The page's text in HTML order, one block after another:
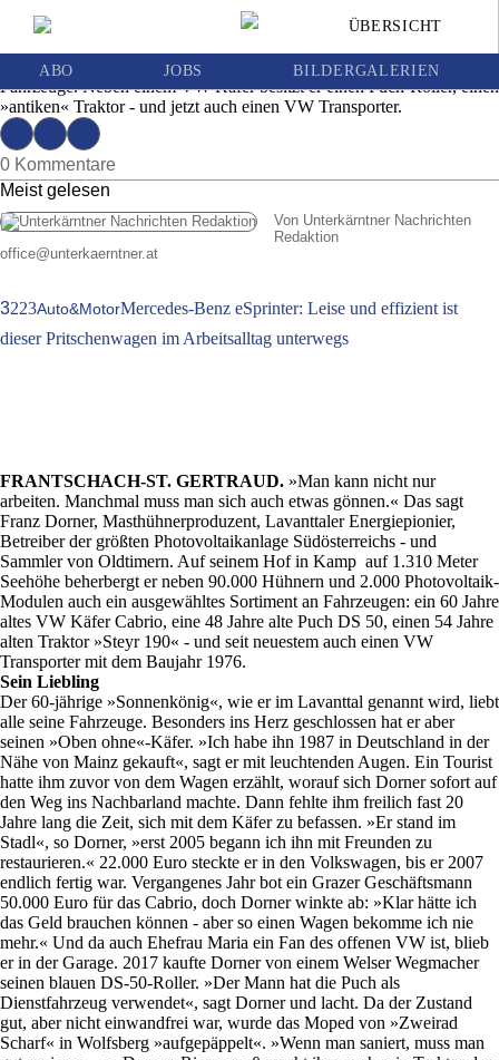
ÜBERSICHT
ABO JOBS BILDERGALERIEN
Geschichte auf Rädern
Ausgabe | Mittwoch, 25. Juli 2018
Franz Dorner sammelt in Kamp auf 1.310 Meter Seehöhe historische
Fahrzeuge. Neben einem VW Käfer besitzt er einen Puch-Roller, einen
»antiken« Traktor - und jetzt auch einen VW Transporter.
0 Kommentare
Meist gelesen
Von Unterkärntner Nachrichten
Redaktion
office@unterkaerntner.at
3223Auto&MotorMercedes-Benz eSprinter: Leise und effizient ist
dieser Pritschenwagen im Arbeitsalltag unterwegs
FRANTSCHACH-ST. GERTRAUD. »Man kann nicht nur
arbeiten. Manchmal muss man sich auch etwas gönnen.« Das sagt
Franz Dorner, Masthühnerproduzent, Lavanttaler Energiepionier,
Betreiber der größten Photovoltaikanlage Südösterreichs - und
Sammler von Oldtimern. Auf seinem Hof in Kamp auf 1.310 Meter
Seehöhe beherbergt er neben 90.000 Hühnern und 2.000 Photovoltaik-
Modulen auch ein ausgewähltes Sortiment an Fahrzeugen: ein 60 Jahre
altes VW Käfer Cabrio, eine 48 Jahre alte Puch DS 50, einen 54 Jahre
alten Traktor »Steyr 190« - und seit neuestem auch einen VW
Transporter mit dem Baujahr 1976.
Sein Liebling
Der 60-jährige »Sonnenkönig«, wie er im Lavanttal genannt wird, liebt
alle seine Fahrzeuge. Besonders ins Herz geschlossen hat er aber
seinen »Oben ohne«-Käfer. »Ich habe ihn 1987 in Deutschland in der
Nähe von Mainz gekauft«, sagt er mit leuchtenden Augen. Ein Tourist
hatte ihm zuvor von dem Wagen erzählt, worauf sich Dorner sofort auf
den Weg ins Nachbarland machte. Dann fehlte ihm freilich fast 20
Jahre lang die Zeit, sich mit dem Käfer zu befassen. »Er stand im
Stadl«, so Dorner, »erst 2005 begann ich ihn mit Freunden zu
restaurieren.« 22.000 Euro steckte er in den Volkswagen, bis er 2007
endlich fertig war. Vergangenes Jahr bot ein Grazer Geschäftsmann
50.000 Euro für das Cabrio, doch Dorner winkte ab: »Klar hätte ich
das Geld brauchen können - aber so einen Wagen bekomme ich nie
mehr.« Und da auch Ehefrau Maria ein Fan des offenen VW ist, blieb
er in der Garage. 2017 kaufte Dorner von einem Welser Wegmacher
seinen blauen DS-50-Roller. »Der Mann hat die Puch als
Dienstfahrzeug verwendet«, sagt Dorner und lacht. Da der Zustand
gut, aber nicht einwandfrei war, wurde das Moped von »Zweirad
Scharf« in Wolfsberg »aufgepäppelt«. »Wenn man saniert, muss man